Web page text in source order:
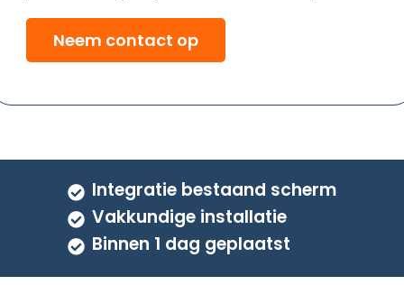
Neem contact op
Integratie bestaand scherm
Vakkundige installatie
Binnen 1 dag geplaatst